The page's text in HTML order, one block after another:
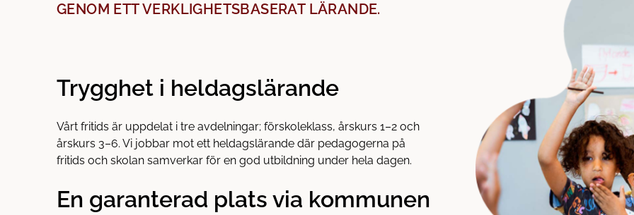
GENOM ETT VERKLIGHETSBASERAT LÄRANDE.
Trygghet i heldagslärande
Vårt fritids är uppdelat i tre avdelningar; förskoleklass, årskurs 1–2 och
årskurs 3–6. Vi jobbar mot ett heldagslärande där pedagogerna på
fritids och skolan samverkar för en god utbildning under hela dagen.
En garanterad plats via kommunen